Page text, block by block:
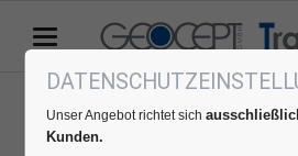
Unser Angebot richtet sich
Kunden.